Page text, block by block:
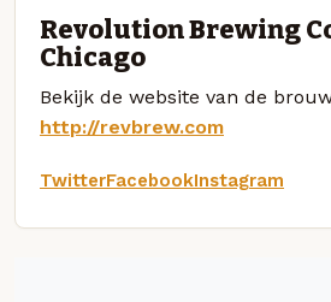
Revolution Brewing
Chicago
Bekijk de website van de
http://revbrew.com
TwitterFacebookInstagram